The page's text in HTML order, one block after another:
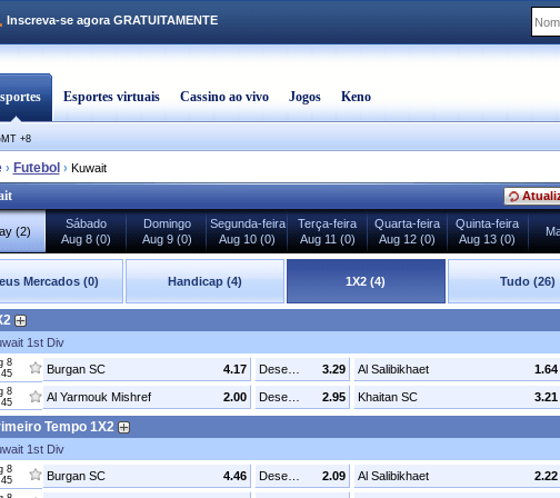
Inscreva-se agora GRATUITAMENTE
Esportes virtuais Cassino ao vivo Jogos Keno
+8
› Futebol › Kuwait
(2)
Sábado
Aug 8 (0)
Domingo
Aug 9 (0)
Segunda-feira
Aug 10 (0)
Terça-feira
Aug 11 (0)
Quarta-feira
Aug 12 (0)
Quinta-feira
Aug 13 (0)
Mercados (0) Handicap (4) 1X2 (4) Tudo (26)
1st Div
8
4.17
Burgan SC 3.29
Desenhar 1.64
Al Salibikhaet
8
2.00
Al Yarmouk Mishref 2.95
Desenhar 3.21
Khaitan SC
Tempo 1X2
1st Div
8
4.46
Burgan SC 2.09
Desenhar 2.22
Al Salibikhaet